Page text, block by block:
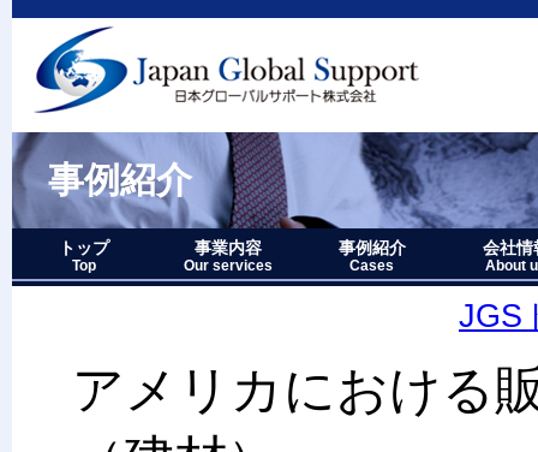
事例紹介
トップ
Top
事業内容
Our services
事例紹介
Cases
アジア・オセアニア地域
中近東・アフリカ地域
会社情
About
会社情報
アクセス
沿革
企業理念
代表者略歴
経営七か条
当社のロ
JGS
アメリカにおける